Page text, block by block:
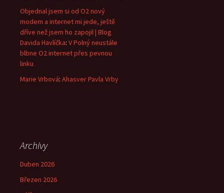
Objednal jsem si od O2 nový
modem a internet mi jede, ještě
dříve než jsem ho zapojil | Blog
Davida Havlíčka: V Polný neustále
blbne O2 internet přes pevnou
linku
Marie Vrbová: Ahasver Pavla Vrby
Archivy
Duben 2026
Březen 2026